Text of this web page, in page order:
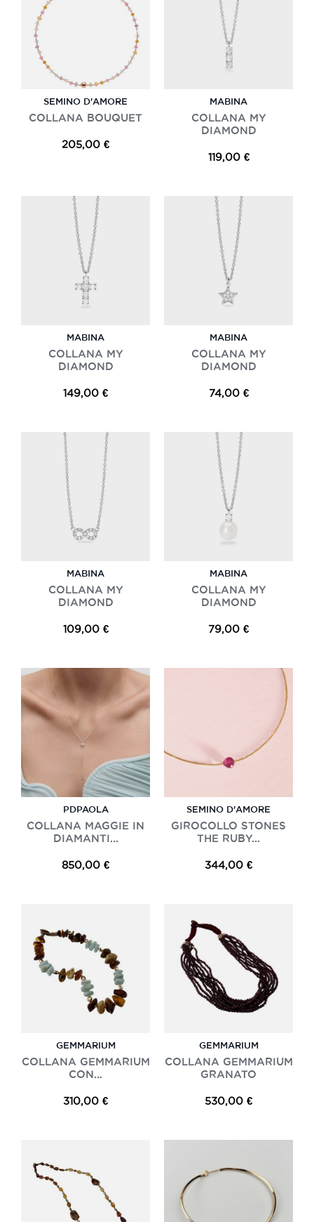
SEMINO D'AMORE
COLLANA BOUQUET
205,00 €
MABINA
COLLANA MY
DIAMOND
119,00 €
MABINA
COLLANA MY
DIAMOND
149,00 €
MABINA
COLLANA MY
DIAMOND
74,00 €
MABINA
COLLANA MY
DIAMOND
109,00 €
MABINA
COLLANA MY
DIAMOND
79,00 €
PDPAOLA
COLLANA MAGGIE IN
DIAMANTI...
850,00 €
SEMINO D'AMORE
GIROCOLLO STONES
THE RUBY...
344,00 €
GEMMARIUM
COLLANA GEMMARIUM
CON...
310,00 €
GEMMARIUM
COLLANA GEMMARIUM
GRANATO
530,00 €